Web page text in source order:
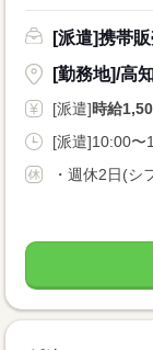
[派遣]携帯
[勤務地]/高
[派遣]時給
[派遣]10:00〜